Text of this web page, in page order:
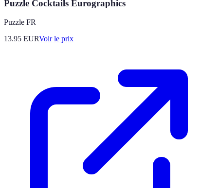
Puzzle Cocktails Eurographics
Puzzle FR
13.95 EURVoir le prix